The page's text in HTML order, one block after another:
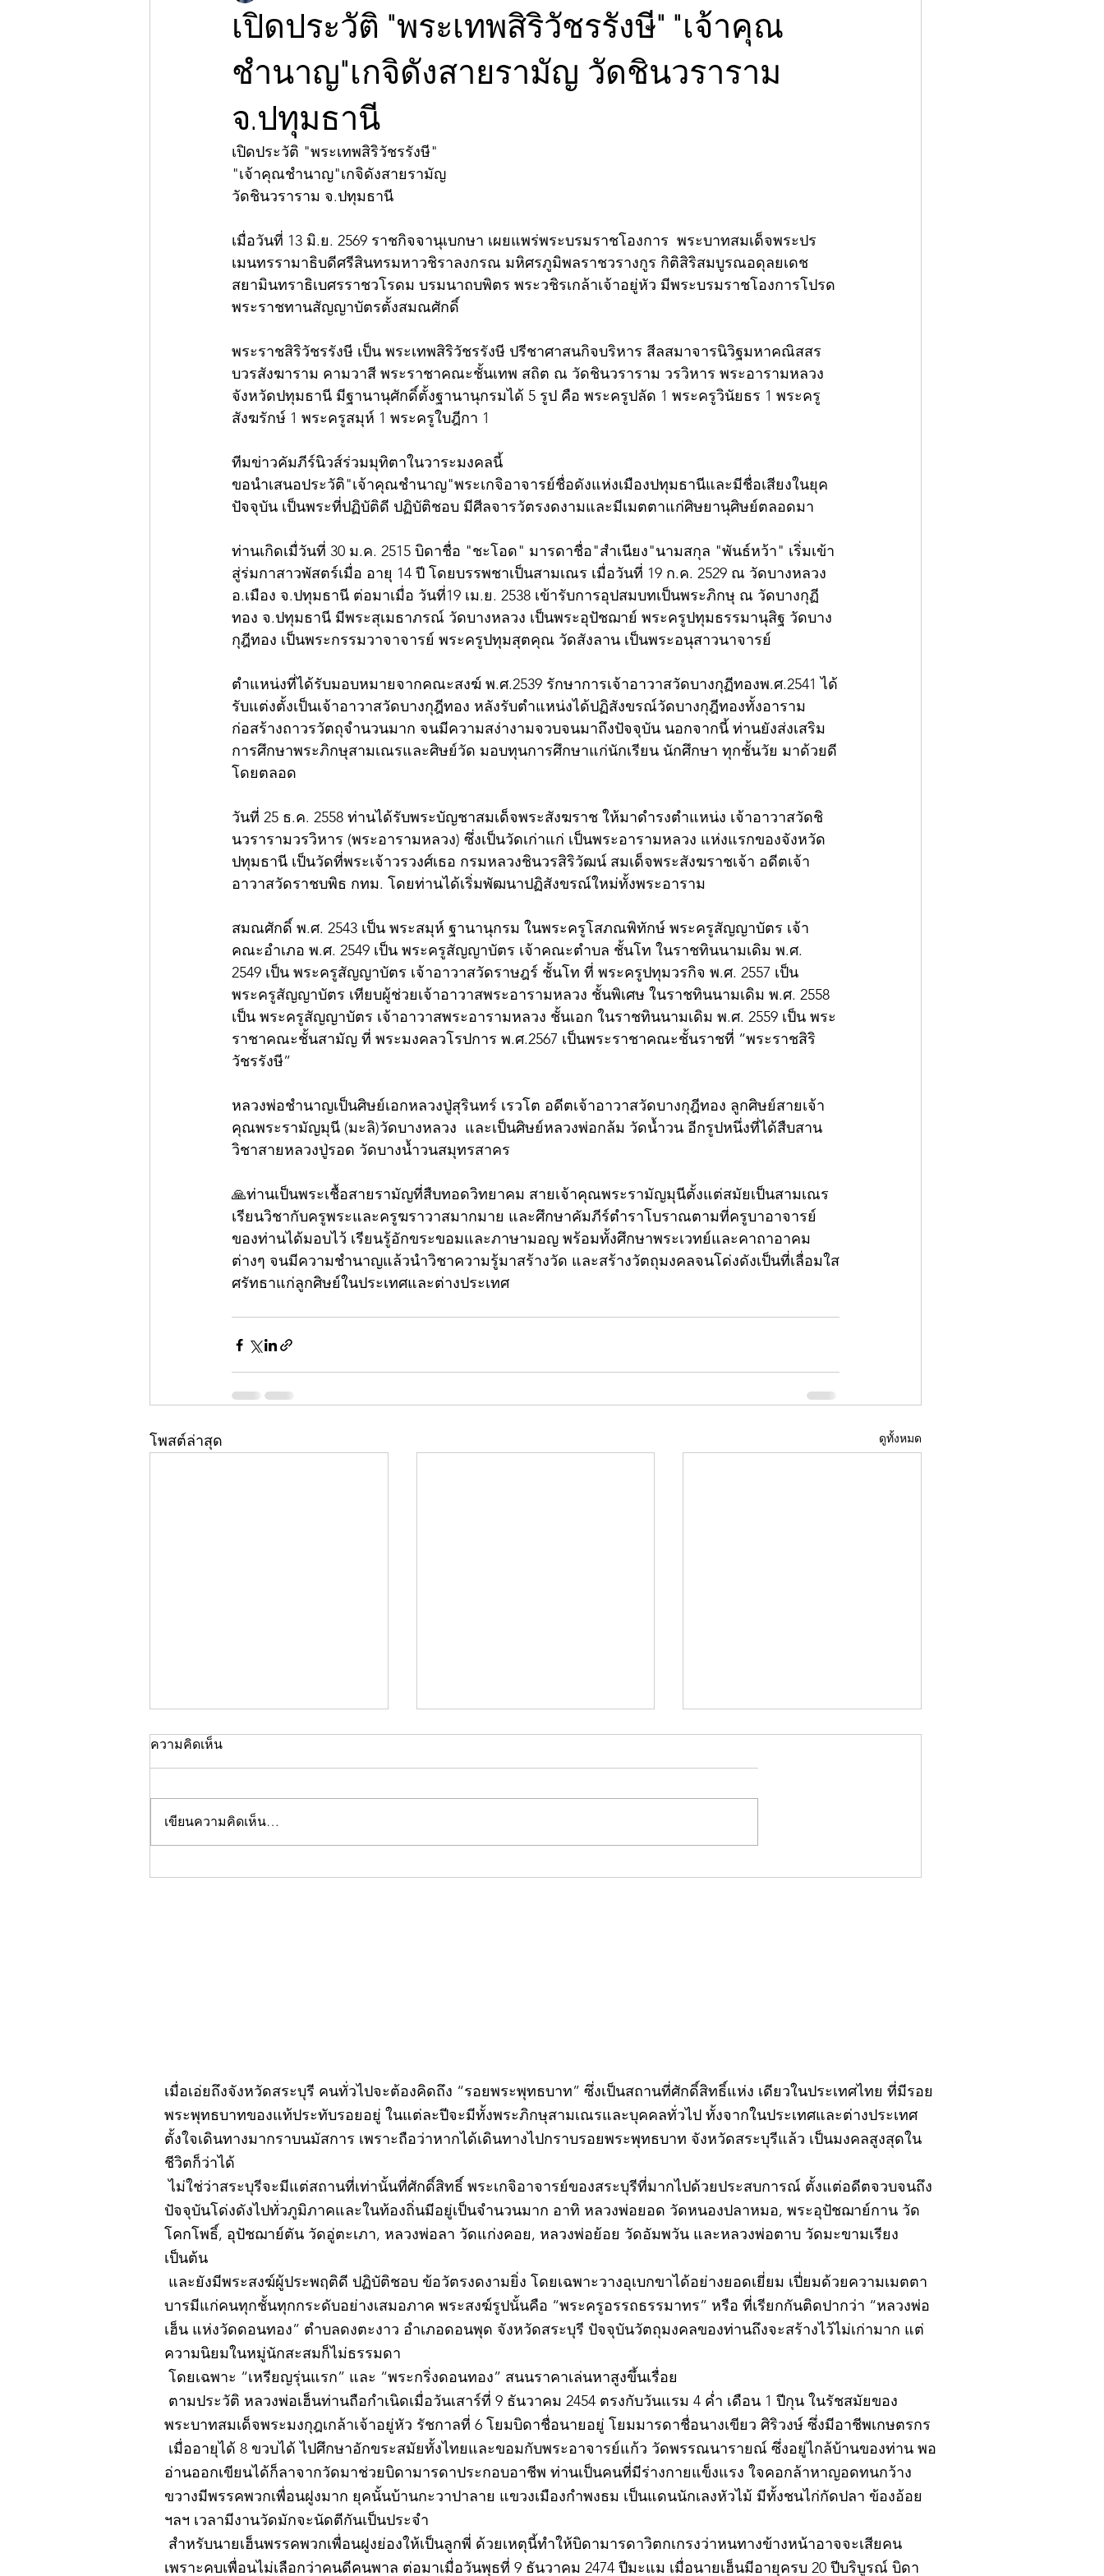
เปิดประวัติ "พระเทพสิริวัชรรังษี" "เจ้าคุณ
ชำนาญ"เกจิดังสายรามัญ วัดชินวราราม
จ.ปทุมธานี
เปิดประวัติ "พระเทพสิริวัชรรังษี"
"เจ้าคุณชำนาญ"เกจิดังสายรามัญ
วัดชินวราราม จ.ปทุมธานี
เมื่อวันที่ 13 มิ.ย. 2569 ราชกิจจานุเบกษา เผยแพร่พระบรมราชโองการ  พระบาทสมเด็จพระปร
เมนทรรามาธิบดีศรีสินทรมหาวชิราลงกรณ มหิศรภูมิพลราชวรางกูร กิติสิริสมบูรณอดุลยเดช
สยามินทราธิเบศรราชวโรดม บรมนาถบพิตร พระวชิรเกล้าเจ้าอยู่หัว มีพระบรมราชโองการโปรด
พระราชทานสัญญาบัตรตั้งสมณศักดิ์
พระราชสิริวัชรรังษี เป็น พระเทพสิริวัชรรังษี ปรีชาศาสนกิจบริหาร สีลสมาจารนิวิฐมหาคณิสสร
บวรสังฆาราม คามวาสี พระราชาคณะชั้นเทพ สถิต ณ วัดชินวราราม วรวิหาร พระอารามหลวง
จังหวัดปทุมธานี มีฐานานุศักดิ์ตั้งฐานานุกรมได้ 5 รูป คือ พระครูปลัด 1 พระครูวินัยธร 1 พระครู
สังฆรักษ์ 1 พระครูสมุห์ 1 พระครูใบฎีกา 1
ทีมข่าวคัมภีร์นิวส์ร่วมมุทิตาในวาระมงคลนี้
ขอนำเสนอประวัติ"เจ้าคุณชำนาญ"พระเกจิอาจารย์ชื่อดังแห่งเมืองปทุมธานีและมีชื่อเสียงในยุค
ปัจจุบัน เป็นพระที่ปฏิบัติดี ปฏิบัติชอบ มีศีลจารวัตรงดงามและมีเมตตาแก่ศิษยานุศิษย์ตลอดมา
ท่านเกิดเมื่วันที่ 30 ม.ค. 2515 บิดาชื่อ "ชะโอด" มารดาชื่อ"สำเนียง"นามสกุล "พันธ์หว้า" เริ่มเข้า
สู่ร่มกาสาวพัสตร์เมื่อ อายุ 14 ปี โดยบรรพชาเป็นสามเณร เมื่อวันที่ 19 ก.ค. 2529 ณ วัดบางหลวง
อ.เมือง จ.ปทุมธานี ต่อมาเมื่อ วันที่19 เม.ย. 2538 เข้ารับการอุปสมบทเป็นพระภิกษุ ณ วัดบางกุฏี
ทอง จ.ปทุมธานี มีพระสุเมธาภรณ์ วัดบางหลวง เป็นพระอุปัชฌาย์ พระครูปทุมธรรมานุสิฐ วัดบาง
กุฎีทอง เป็นพระกรรมวาจาจารย์ พระครูปทุมสุตคุณ วัดสังลาน เป็นพระอนุสาวนาจารย์
ตำแหน่งที่ได้รับมอบหมายจากคณะสงฆ์ พ.ศ.2539 รักษาการเจ้าอาวาสวัดบางกุฏีทองพ.ศ.2541 ได้
รับแต่งตั้งเป็นเจ้าอาวาสวัดบางกุฎีทอง หลังรับตำแหน่งได้ปฏิสังขรณ์วัดบางกุฎีทองทั้งอาราม
ก่อสร้างถาวรวัตถุจำนวนมาก จนมีความสง่างามจวบจนมาถึงปัจจุบัน นอกจากนี้ ท่านยังส่งเสริม
การศึกษาพระภิกษุสามเณรและศิษย์วัด มอบทุนการศึกษาแก่นักเรียน นักศึกษา ทุกชั้นวัย มาด้วยดี
โดยตลอด
วันที่ 25 ธ.ค. 2558 ท่านได้รับพระบัญชาสมเด็จพระสังฆราช ให้มาดำรงตำแหน่ง เจ้าอาวาสวัดชิ
นวรารามวรวิหาร (พระอารามหลวง) ซึ่งเป็นวัดเก่าแก่ เป็นพระอารามหลวง แห่งแรกของจังหวัด
ปทุมธานี เป็นวัดที่พระเจ้าวรวงศ์เธอ กรมหลวงชินวรสิริวัฒน์ สมเด็จพระสังฆราชเจ้า อดีตเจ้า
อาวาสวัดราชบพิธ กทม. โดยท่านได้เริ่มพัฒนาปฏิสังขรณ์ใหม่ทั้งพระอาราม
สมณศักดิ์ พ.ศ. 2543 เป็น พระสมุห์ ฐานานุกรม ในพระครูโสภณพิทักษ์ พระครูสัญญาบัตร เจ้า
คณะอำเภอ พ.ศ. 2549 เป็น พระครูสัญญาบัตร เจ้าคณะตำบล ชั้นโท ในราชทินนามเดิม พ.ศ.
2549 เป็น พระครูสัญญาบัตร เจ้าอาวาสวัดราษฎร์ ชั้นโท ที่ พระครูปทุมวรกิจ พ.ศ. 2557 เป็น
พระครูสัญญาบัตร เทียบผู้ช่วยเจ้าอาวาสพระอารามหลวง ชั้นพิเศษ ในราชทินนามเดิม พ.ศ. 2558
เป็น พระครูสัญญาบัตร เจ้าอาวาสพระอารามหลวง ชั้นเอก ในราชทินนามเดิม พ.ศ. 2559 เป็น พระ
ราชาคณะชั้นสามัญ ที่ พระมงคลวโรปการ พ.ศ.2567 เป็นพระราชาคณะชั้นราชที่ “พระราชสิริ
วัชรรังษี”
หลวงพ่อชำนาญเป็นศิษย์เอกหลวงปู่สุรินทร์ เรวโต อดีตเจ้าอาวาสวัดบางกุฎีทอง ลูกศิษย์สายเจ้า
คุณพระรามัญมุนี (มะลิ)วัดบางหลวง  และเป็นศิษย์หลวงพ่อกล้ม วัดน้ำวน อีกรูปหนึ่งที่ได้สืบสาน
วิชาสายหลวงปู่รอด วัดบางน้ำวนสมุทรสาคร
🙏ท่านเป็นพระเชื้อสายรามัญที่สืบทอดวิทยาคม สายเจ้าคุณพระรามัญมุนีตั้งแต่สมัยเป็นสามเณร
เรียนวิชากับครูพระและครูฆราวาสมากมาย และศึกษาคัมภีร์ตำราโบราณตามที่ครูบาอาจารย์
ของท่านได้มอบไว้ เรียนรู้อักขระขอมและภาษามอญ พร้อมทั้งศึกษาพระเวทย์และคาถาอาคม
ต่างๆ จนมีความชำนาญแล้วนำวิชาความรู้มาสร้างวัด และสร้างวัตถุมงคลจนโด่งดังเป็นที่เลื่อมใส
ศรัทธาแก่ลูกศิษย์ในประเทศและต่างประเทศ
โพสต์ล่าสุด ดูทั้งหมด
คอลัมน์"จับชีพจรวงการ
คอลัมน์"จับชีพจรวงการ
คอลัมน์"จับชีพจรวงการ
ความคิดเห็น
เขียนความคิดเห็น…
เมื่อเอ่ยถึงจังหวัดสระบุรี คนทั่วไปจะต้องคิดถึง “รอยพระพุทธบาท” ซึ่งเป็นสถานที่ศักดิ์สิทธิ์แห่ง เดียวในประเทศไทย ที่มีรอย
พระพุทธบาทของแท้ประทับรอยอยู่ ในแต่ละปีจะมีทั้งพระภิกษุสามเณรและบุคคลทั่วไป ทั้งจากในประเทศและต่างประเทศ
ตั้งใจเดินทางมากราบนมัสการ เพราะถือว่าหากได้เดินทางไปกราบรอยพระพุทธบาท จังหวัดสระบุรีแล้ว เป็นมงคลสูงสุดใน
ชีวิตก็ว่าได้
ไม่ใช่ว่าสระบุรีจะมีแต่สถานที่เท่านั้นที่ศักดิ์สิทธิ์ พระเกจิอาจารย์ของสระบุรีที่มากไปด้วยประสบการณ์ ตั้งแต่อดีตจวบจนถึง
ปัจจุบันโด่งดังไปทั่วภูมิภาคและในท้องถิ่นมีอยู่เป็นจำนวนมาก อาทิ หลวงพ่อยอด วัดหนองปลาหมอ, พระอุปัชฌาย์กาน วัด
โคกโพธิ์, อุปัชฌาย์ตัน วัดอู่ตะเภา, หลวงพ่อลา วัดแก่งคอย, หลวงพ่อย้อย วัดอัมพวัน และหลวงพ่อตาบ วัดมะขามเรียง
เป็นต้น
และยังมีพระสงฆ์ผู้ประพฤติดี ปฏิบัติชอบ ข้อวัตรงดงามยิ่ง โดยเฉพาะวางอุเบกขาได้อย่างยอดเยี่ยม เปี่ยมด้วยความเมตตา
บารมีแก่คนทุกชั้นทุกกระดับอย่างเสมอภาค พระสงฆ์รูปนั้นคือ “พระครูอรรถธรรมาทร” หรือ ที่เรียกกันติดปากว่า “หลวงพ่อ
เฮ็น แห่งวัดดอนทอง” ตำบลดงตะงาว อำเภอดอนพุด จังหวัดสระบุรี ปัจจุบันวัตถุมงคลของท่านถึงจะสร้างไว้ไม่เก่ามาก แต่
ความนิยมในหมู่นักสะสมก็ไม่ธรรมดา
โดยเฉพาะ “เหรียญรุ่นแรก” และ “พระกริ่งดอนทอง” สนนราคาเล่นหาสูงขึ้นเรื่อย
ตามประวัติ หลวงพ่อเฮ็นท่านถือกำเนิดเมื่อวันเสาร์ที่ 9 ธันวาคม 2454 ตรงกับวันแรม 4 ค่ำ เดือน 1 ปีกุน ในรัชสมัยของ
พระบาทสมเด็จพระมงกุฎเกล้าเจ้าอยู่หัว รัชกาลที่ 6 โยมบิดาชื่อนายอยู่ โยมมารดาชื่อนางเขียว ศิริวงษ์ ซึ่งมีอาชีพเกษตรกร
เมื่ออายุได้ 8 ขวบได้ ไปศึกษาอักขระสมัยทั้งไทยและขอมกับพระอาจารย์แก้ว วัดพรรณนารายณ์ ซึ่งอยู่ไกล้บ้านของท่าน พอ
อ่านออกเขียนได้ก็ลาจากวัดมาช่วยบิดามารดาประกอบอาชีพ ท่านเป็นคนที่มีร่างกายแข็งแรง ใจคอกล้าหาญอดทนกว้าง
ขวางมีพรรคพวกเพื่อนฝูงมาก ยุคนั้นบ้านกะวาปาลาย แขวงเมืองกำพงธม เป็นแดนนักเลงหัวไม้ มีทั้งชนไก่กัดปลา ข้องอ้อย
ฯลฯ เวลามีงานวัดมักจะนัดตีกันเป็นประจำ
สำหรับนายเฮ็นพรรคพวกเพื่อนฝูงย่องให้เป็นลูกพี่ ด้วยเหตุนี้ทำให้บิดามารดาวิตกเกรงว่าหนทางข้างหน้าอาจจะเสียคน
เพราะคบเพื่อนไม่เลือกว่าคนดีคนพาล ต่อมาเมื่อวันพุธที่ 9 ธันวาคม 2474 ปีมะแม เมื่อนายเฮ็นมีอายุครบ 20 ปีบริบูรณ์ บิดา